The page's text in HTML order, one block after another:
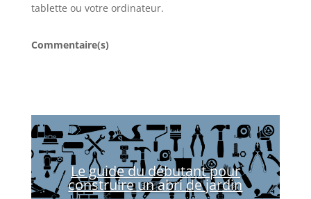
tablette ou votre ordinateur.
Commentaire(s)
Le guide du débutant pour
construire un abri de jardin